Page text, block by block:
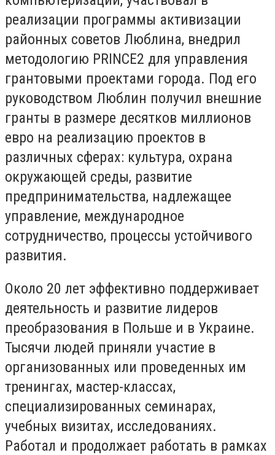
реализации программы активизации
районных советов Люблина, внедрил
методологию PRINCE2 для управления
грантовыми проектами города. Под его
руководством Люблин получил внешние
гранты в размере десятков миллионов
евро на реализацию проектов в
различных сферах: культура, охрана
окружающей среды, развитие
предпринимательства, надлежащее
управление, международное
сотрудничество, процессы устойчивого
развития.
Около 20 лет эффективно поддерживает
деятельность и развитие лидеров
преобразования в Польше и в Украине.
Тысячи людей приняли участие в
организованных или проведенных им
тренингах, мастер-классах,
специализированных семинарах,
учебных визитах, исследованиях.
Работал и продолжает работать в рамках